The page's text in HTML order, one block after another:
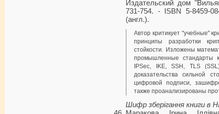
Издательский дом
731-754. - ISBN 5-8459-
(англ.).
Автор критикует "учебные"
принципы разработки
стойкости. Изложены
промышленные стандарты
IPSec, IKE, SSH, TLS
доказательства сильной
цифровой подписи,
также проанализированы
Шифр зберігання книги в